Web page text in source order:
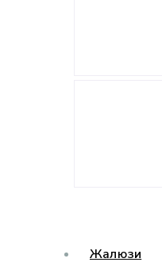
Жалюзи